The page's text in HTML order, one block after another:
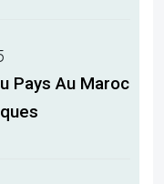
Pays Au Maroc